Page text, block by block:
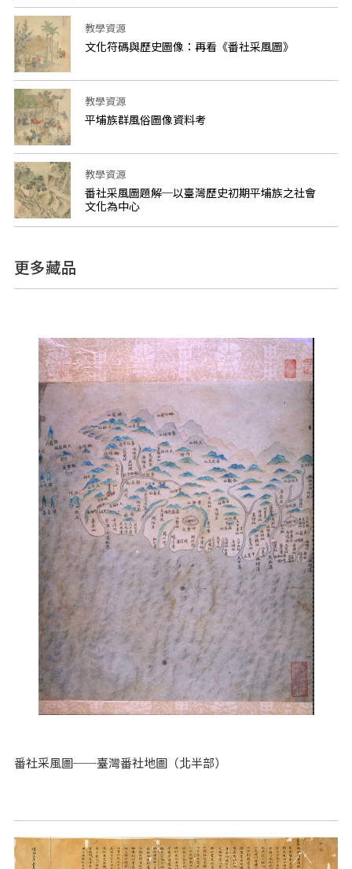
教學資源
文化符碼與歷史圖像：再看《番社采風圖》
教學資源
平埔族群風俗圖像資料考
教學資源
番社采風圖題解─以臺灣歷史初期平埔族之社會
文化為中心
更多藏品
番社采風圖──臺灣番社地圖（北半部）